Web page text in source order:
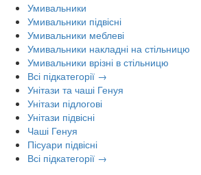
Умивальники
Умивальники підвісні
Умивальники меблеві
Умивальники накладні на стільницю
Умивальники врізні в стільницю
Всі підкатегорії →
Унітази та чаші Генуя
Унітази підлогові
Унітази підвісні
Чаші Генуя
Пісуари підвісні
Всі підкатегорії →